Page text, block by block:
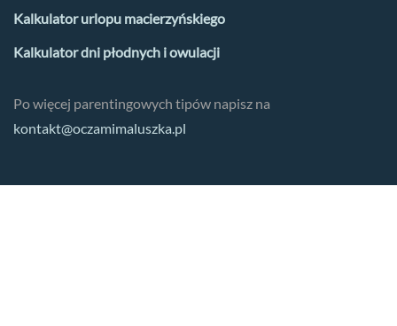
Kalkulator urlopu macierzyńskiego
Kalkulator dni płodnych i owulacji
Po więcej parentingowych tipów napisz na
kontakt@oczamimaluszka.pl